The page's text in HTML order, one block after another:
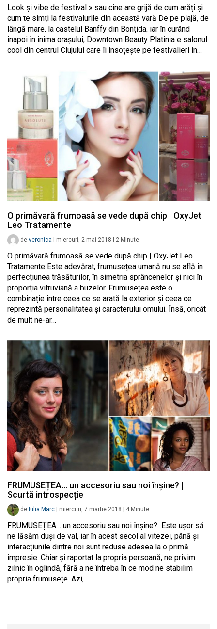
Look și vibe de festival » sau cine are grijă de cum arăți și
cum te simți la festivalurile din această vară De pe plajă, de
lângă mare, la castelul Banffy din Bonțida, iar în curând
înapoi în inima orașului, Downtown Beauty Platinia e salonul
cool din centrul Clujului care îi însoțește pe festivalieri în…
O primăvară frumoasă se vede după chip | OxyJet
Leo Tratamente
de veronica miercuri, 2 mai 2018 2 Minute
O primăvară frumoasă se vede după chip | OxyJet Leo
Tratamente Este adevărat, frumusețea umană nu se află în
perfecțiunea trăsăturilor, în simetria sprâncenelor și nici în
proporția vitruviană a buzelor. Frumusețea este o
combinație între ceea ce se arată la exterior și ceea ce
reprezintă personalitatea și caracterului omului. Însă, oricât
de mult ne-ar…
FRUMUSEȚEA… un accesoriu sau noi înșine? |
Scurtă introspecție
de Iulia Marc miercuri, 7 martie 2018 4 Minute
FRUMUSEȚEA… un accesoriu sau noi înșine? Este ușor să
ne lăsăm duși de val, iar în acest secol al vitezei, până și
interacțiunile dintre noi sunt reduse adesea la o primă
impresie. Chiar și raportat la propria persoană, ne privim
zilnic în oglindă, fără a ne întreba în ce mod ne stabilim
propria frumusețe. Azi,…